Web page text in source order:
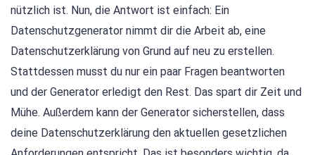
nützlich ist. Nun, die Antwort ist einfach: Ein
Datenschutzgenerator nimmt dir die Arbeit ab, eine
Datenschutzerklärung von Grund auf neu zu erstellen.
Stattdessen musst du nur ein paar Fragen beantworten
und der Generator erledigt den Rest. Das spart dir Zeit und
Mühe. Außerdem kann der Generator sicherstellen, dass
deine Datenschutzerklärung den aktuellen gesetzlichen